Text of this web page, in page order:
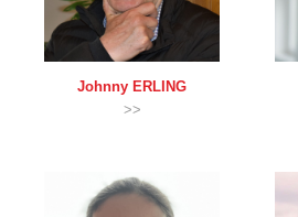
Johnny ERLING
>>